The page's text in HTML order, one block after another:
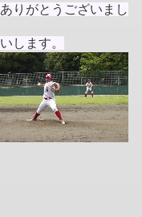
りがとうございまし
します。